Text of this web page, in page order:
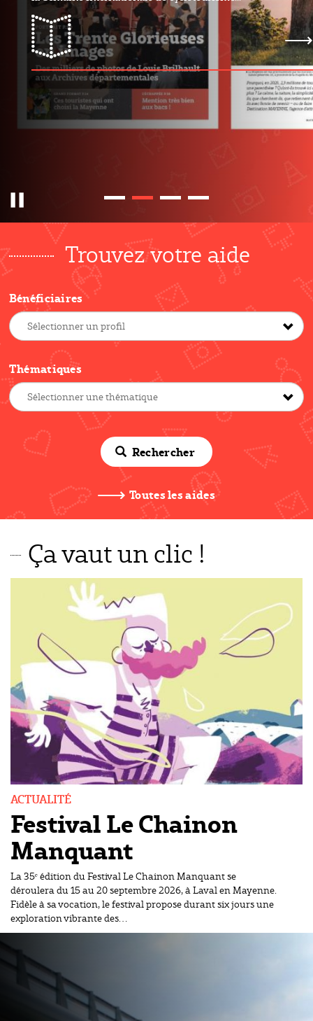
mayMAG n°31
Trouvez votre aide
Bénéficiaires
Thématiques
Rechercher
Toutes les aides
Ça vaut un clic !
Festival Le Chainon
Manquant
ACTUALITÉ
La 35ᵉ édition du Festival Le Chainon Manquant se
déroulera du 15 au 20 septembre 2026, à Laval en Mayenne.
Fidèle à sa vocation, le festival propose durant six jours une
exploration vibrante des…